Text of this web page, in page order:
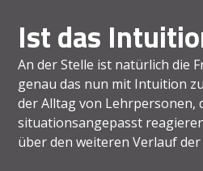
Ist das
An der Stelle ist natürlich die
genau das nun mit Intuition
der Alltag von Lehrpersonen,
situationsangepasst
über den weiteren Verlauf